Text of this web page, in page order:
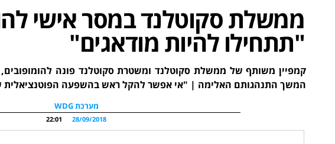
ממשלת סקוטלנד במסר אישי
"תתחילו להיות מודאגים"
קמפיין משותף של ממשלת סקוטלנד ומשטרת סקוטלנד פונה להומופובים,
המשך התנהגותם האלימה | "אי אפשר להקל ראש בהשפעה הפוטנציאלית
מערכת WDG
28/09/2018
22:01